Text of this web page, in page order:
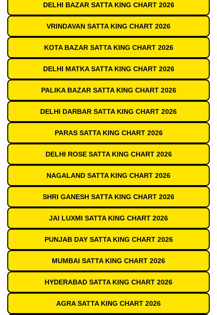
DELHI BAZAR SATTA KING CHART 2026
VRINDAVAN SATTA KING CHART 2026
KOTA BAZAR SATTA KING CHART 2026
DELHI MATKA SATTA KING CHART 2026
PALIKA BAZAR SATTA KING CHART 2026
DELHI DARBAR SATTA KING CHART 2026
PARAS SATTA KING CHART 2026
DELHI ROSE SATTA KING CHART 2026
NAGALAND SATTA KING CHART 2026
SHRI GANESH SATTA KING CHART 2026
JAI LUXMI SATTA KING CHART 2026
PUNJAB DAY SATTA KING CHART 2026
MUMBAI SATTA KING CHART 2026
HYDERABAD SATTA KING CHART 2026
AGRA SATTA KING CHART 2026